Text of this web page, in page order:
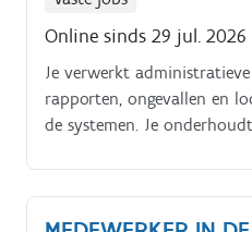
Online sinds 29 jul. 2026
Je verwerkt
rapporten, ongevallen en
de systemen. Je
mee over betere
deze afwisselende job?